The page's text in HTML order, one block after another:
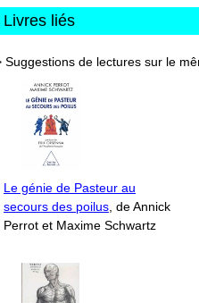
Livres liés
Suggestions de lectures sur le
Le génie de Pasteur au
secours des poilus, de Annick
Perrot et Maxime Schwartz